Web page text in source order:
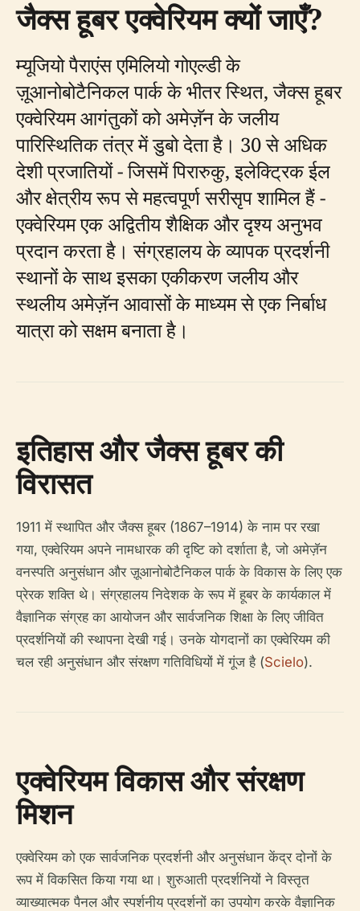
जैक्स हूबर एक्वेरियम क्यों जाएँ?
म्यूजियो पैराएंस एमिलियो गोएल्डी के
ज़ूआनोबोटैनिकल पार्क के भीतर स्थित, जैक्स हूबर
एक्वेरियम आगंतुकों को अमेज़ॅन के जलीय
पारिस्थितिक तंत्र में डुबो देता है। 30 से अधिक
देशी प्रजातियों - जिसमें पिरारुकु, इलेक्ट्रिक ईल
और क्षेत्रीय रूप से महत्वपूर्ण सरीसृप शामिल हैं -
एक्वेरियम एक अद्वितीय शैक्षिक और दृश्य अनुभव
प्रदान करता है। संग्रहालय के व्यापक प्रदर्शनी
स्थानों के साथ इसका एकीकरण जलीय और
स्थलीय अमेज़ॅन आवासों के माध्यम से एक निर्बाध
यात्रा को सक्षम बनाता है।
इतिहास और जैक्स हूबर की
विरासत
1911 में स्थापित और जैक्स हूबर (1867–1914) के नाम पर रखा
गया, एक्वेरियम अपने नामधारक की दृष्टि को दर्शाता है, जो अमेज़ॅन
वनस्पति अनुसंधान और ज़ूआनोबोटैनिकल पार्क के विकास के लिए एक
प्रेरक शक्ति थे। संग्रहालय निदेशक के रूप में हूबर के कार्यकाल में
वैज्ञानिक संग्रह का आयोजन और सार्वजनिक शिक्षा के लिए जीवित
प्रदर्शनियों की स्थापना देखी गई। उनके योगदानों का एक्वेरियम की
चल रही अनुसंधान और संरक्षण गतिविधियों में गूंज है (Scielo).
एक्वेरियम विकास और संरक्षण
मिशन
एक्वेरियम को एक सार्वजनिक प्रदर्शनी और अनुसंधान केंद्र दोनों के
रूप में विकसित किया गया था। शुरुआती प्रदर्शनियों ने विस्तृत
व्याख्यात्मक पैनल और स्पर्शनीय प्रदर्शनों का उपयोग करके वैज्ञानिक